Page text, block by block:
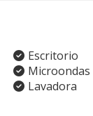
Escritorio
Microondas
Lavadora